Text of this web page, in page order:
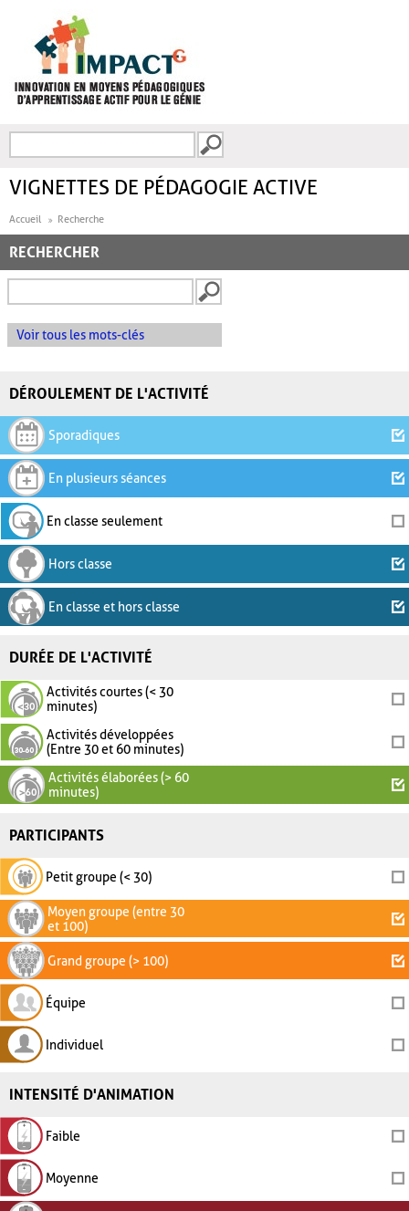
FORMULAIRE DE
VIGNETTES DE PÉDAGOGIE ACTIVE
Accueil Recherche
RECHERCHER
Voir tous les mots-clés
DÉROULEMENT DE L'ACTIVITÉ
Sporadiques
En plusieurs séances
En classe seulement
Hors classe
En classe et hors classe
DURÉE DE L'ACTIVITÉ
Activités courtes (< 30
minutes)
Activités développées
(Entre 30 et 60 minutes)
Activités élaborées (> 60
minutes)
PARTICIPANTS
Petit groupe (< 30)
Moyen groupe (entre 30
et 100)
Grand groupe (> 100)
Équipe
Individuel
INTENSITÉ D'ANIMATION
Faible
Moyenne